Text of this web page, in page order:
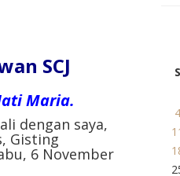
SCJ
Maria.
dengan saya,
Gisting
6 November
S
4